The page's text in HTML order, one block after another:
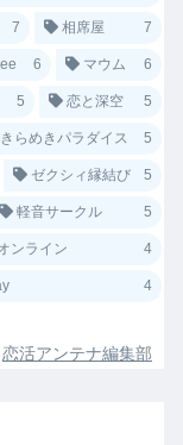
7 相席屋 7
6 マウム 6
5 恋と深空 5
きらめきパラダイス 5
ゼクシィ縁結び 5
軽音サークル 5
ンライン 4
4
恋活アンテナ編集部